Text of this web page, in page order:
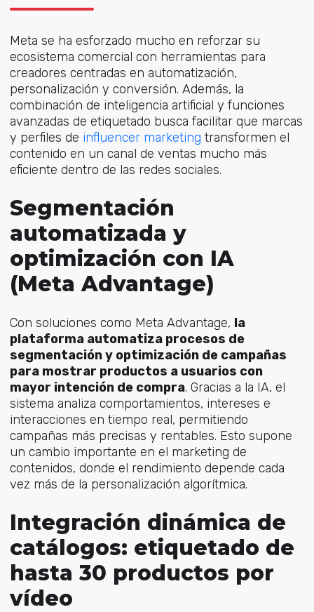
Meta se ha esforzado mucho en reforzar su
ecosistema comercial con herramientas para
creadores centradas en automatización,
personalización y conversión. Además, la
combinación de inteligencia artificial y funciones
avanzadas de etiquetado busca facilitar que marcas
y perfiles de influencer marketing transformen el
contenido en un canal de ventas mucho más
eficiente dentro de las redes sociales.
Segmentación
automatizada y
optimización con IA
(Meta Advantage)
Con soluciones como Meta Advantage, la
plataforma automatiza procesos de
segmentación y optimización de campañas
para mostrar productos a usuarios con
mayor intención de compra. Gracias a la IA, el
sistema analiza comportamientos, intereses e
interacciones en tiempo real, permitiendo
campañas más precisas y rentables. Esto supone
un cambio importante en el marketing de
contenidos, donde el rendimiento depende cada
vez más de la personalización algorítmica.
Integración dinámica de
catálogos: etiquetado de
hasta 30 productos por
vídeo